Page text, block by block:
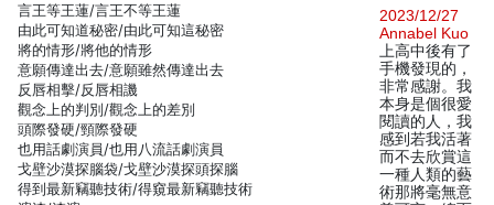
言王等王蓮/言王不等王蓮
由此可知道秘密/由此可知這秘密
將的情形/將他的情形
意願傳達出去/意願雖然傳達出去
反唇相擊/反唇相譏
觀念上的判別/觀念上的差別
頭際發硬/頸際發硬
也用話劇演員/也用八流話劇演員
戈壁沙漠探腦袋/戈壁沙漠探頭探腦
得到最新竊聽技術/得窺最新竊聽技術
2023/12/27
Annabel Kuo
上高中後有了
手機發現的，
非常感謝。我
本身是個很愛
閱讀的人，我
感到若我活著
而不去欣賞這
一種人類的藝
術那將毫無意